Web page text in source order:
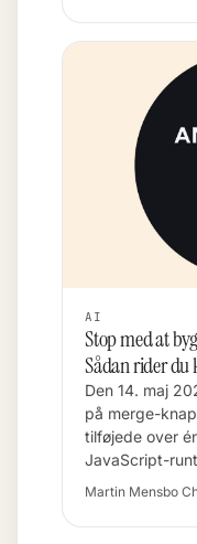
AI
Stop med at
Sådan rider
Den 14. maj
på merge-
tilføjede over
JavaScript-
Martin Mensbo